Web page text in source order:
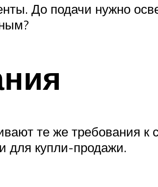
До подачи нужно
те же требования
для купли-продажи.